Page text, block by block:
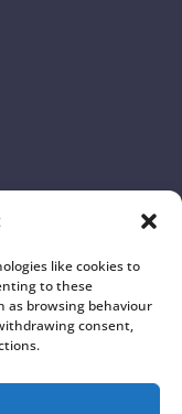
like cookies to
to these
as browsing behaviour
consent,